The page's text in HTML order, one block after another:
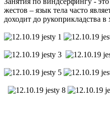
жестов – язык тела часто
доходит до рукоприкладства